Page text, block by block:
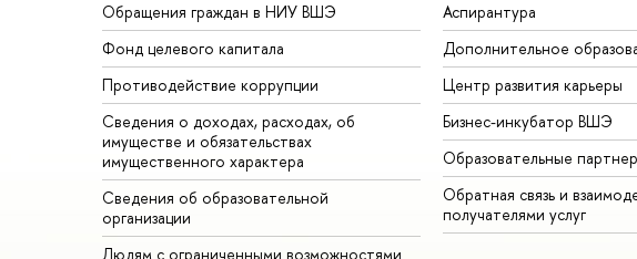
Обращения граждан в НИУ ВШЭ
Фонд целевого капитала
Противодействие коррупции
Сведения о доходах, расходах, об
имуществе и обязательствах
имущественного характера
Сведения об образовательной
организации
Людям с ограниченными возможностями
Аспирантура
Дополнительное
Центр развития карьеры
Бизнес-инкубатор ВШЭ
Образовательные
Обратная связь и
получателями услуг